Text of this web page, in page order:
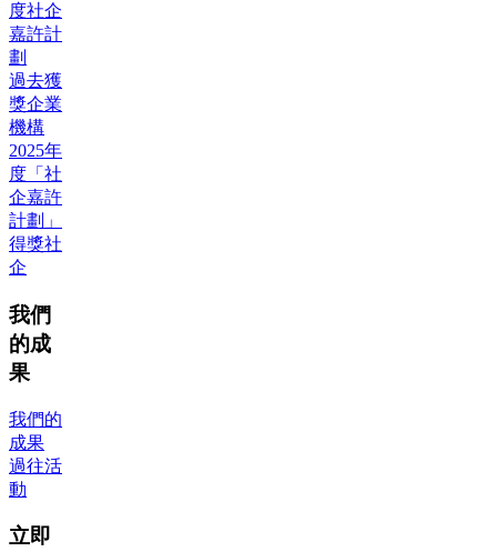
度社企
嘉許計
劃
過去獲
獎企業
機構
2025年
度「社
企嘉許
計劃」
得獎社
企
我們
的成
果
我們的
成果
過往活
動
立即